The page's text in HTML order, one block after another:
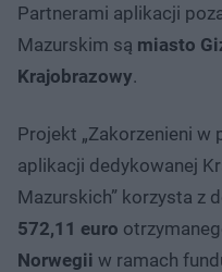
Partnerami aplikacji
Mazurskim są miasto
Krajobrazowy.
Projekt „Zakorzenieni w
aplikacji dedykowanej
Mazurskich” korzysta z
572,11 euro
Norwegii w ramach